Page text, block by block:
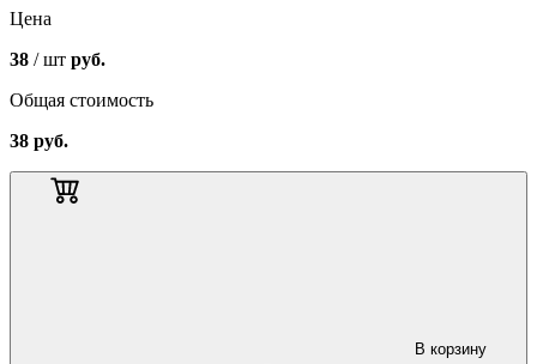
Цена
38 / шт руб.
Общая стоимость
38 руб.
В корзину